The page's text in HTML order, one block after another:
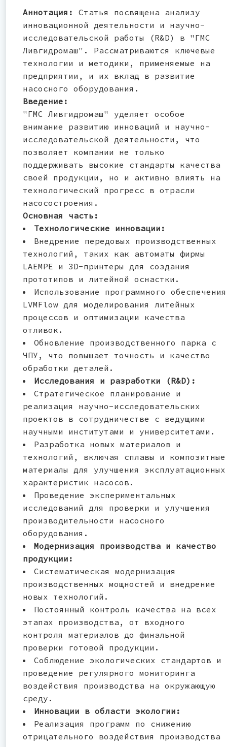
Аннотация:
Статья посвящена анализу
инновационной деятельности и научно-
исследовательской работы (R&D) в "ГМС
Ливгидромаш". Рассматриваются ключевые
технологии и методики, применяемые на
предприятии, и их вклад в развитие
насосного оборудования.
Введение:
"ГМС Ливгидромаш" уделяет особое
внимание развитию инноваций и научно-
исследовательской деятельности, что
позволяет компании не только
поддерживать высокие стандарты качества
своей продукции, но и активно влиять на
технологический прогресс в отрасли
насосостроения.
Основная часть:
Технологические инновации:
Внедрение передовых производственных
технологий, таких как автоматы фирмы
LAEMPE и 3D-принтеры для создания
прототипов и литейной оснастки.
Использование программного обеспечения
LVMFlow для моделирования литейных
процессов и оптимизации качества
отливок.
Обновление производственного парка с
ЧПУ, что повышает точность и качество
обработки деталей.
Исследования и разработки (R&D):
Стратегическое планирование и
реализация научно-исследовательских
проектов в сотрудничестве с ведущими
научными институтами и университетами.
Разработка новых материалов и
технологий, включая сплавы и композитные
материалы для улучшения эксплуатационных
характеристик насосов.
Проведение экспериментальных
исследований для проверки и улучшения
производительности насосного
оборудования.
Модернизация производства и качество
продукции:
Систематическая модернизация
производственных мощностей и внедрение
новых технологий.
Постоянный контроль качества на всех
этапах производства, от входного
контроля материалов до финальной
проверки готовой продукции.
Соблюдение экологических стандартов и
проведение регулярного мониторинга
воздействия производства на окружающую
среду.
Инновации в области экологии:
Реализация программ по снижению
отрицательного воздействия производства